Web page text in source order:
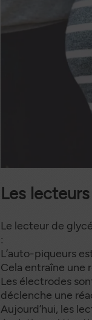
Les
Le lecteur de
:
L’auto-piqueurs
Cela entraîne une
Les électrodes
déclenche une
Aujourd’hui, les